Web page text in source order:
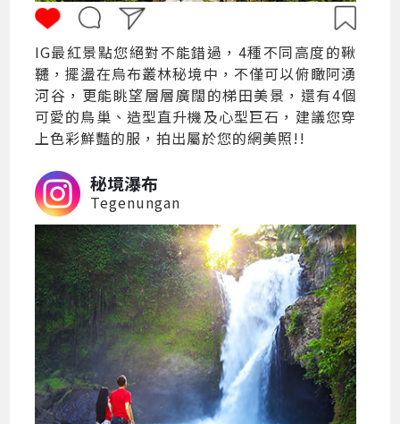
IG最紅景點您絕對不能錯過，4種不同高度的鞦
韆，擺盪在烏布叢林秘境中，不僅可以俯瞰阿湧
河谷，更能眺望層層廣闊的梯田美景，還有4個
可愛的鳥巢、造型直升機及心型巨石，建議您穿
上色彩鮮豔的服，拍出屬於您的網美照!!
秘境瀑布
Tegenungan